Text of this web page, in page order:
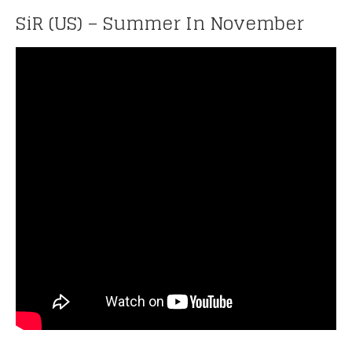
SiR (US) – Summer In November